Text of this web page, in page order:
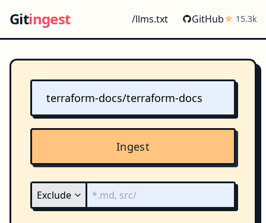
Gitingest /llms.txt GitHub 15.3k
Ingest